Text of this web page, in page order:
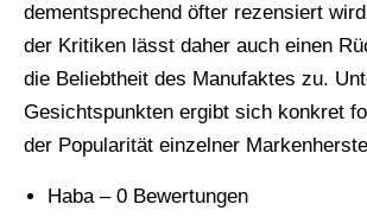
dementsprechend öfter rezensiert
der Kritiken lässt daher auch einen
die Beliebtheit des Manufaktes zu.
Gesichtspunkten ergibt sich konkret
der Popularität einzelner
Haba – 0 Bewertungen